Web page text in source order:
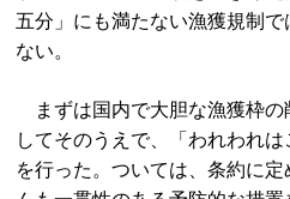
五分」にも満たない漁獲規制で
ない。
まずは国内で大胆な漁獲枠の
してそのうえで、「われわれ
を行った。ついては、条約に